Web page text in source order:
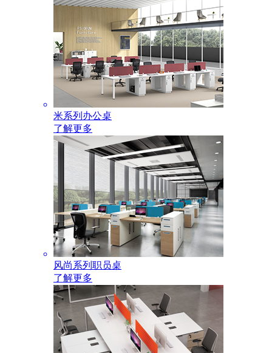
米系列办公桌
了解更多
风尚系列职员桌
了解更多